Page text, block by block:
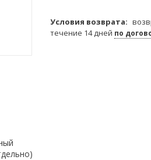
течение 14 дней по